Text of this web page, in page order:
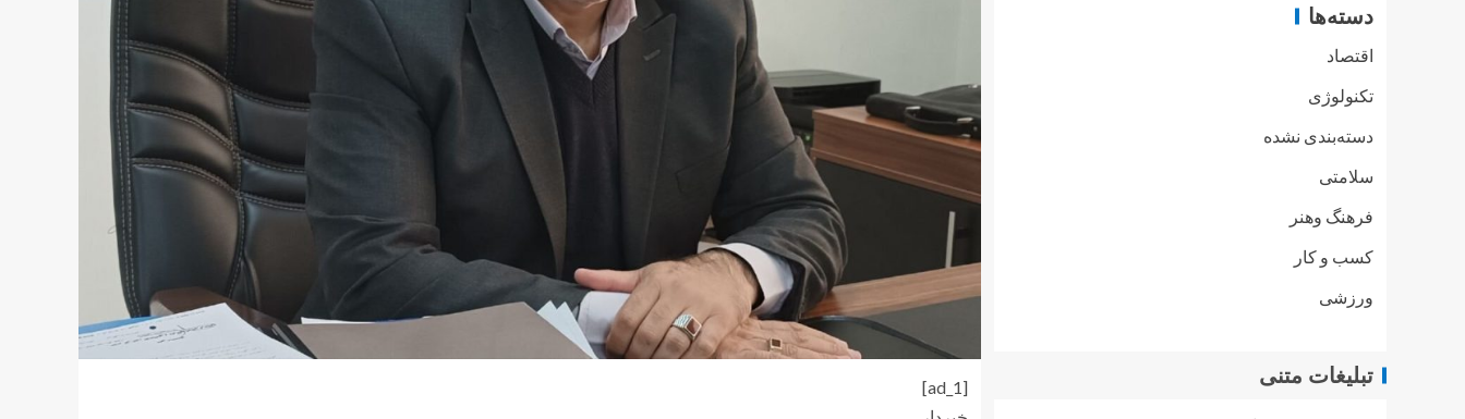
[ad_1]
دسته‌ها
اقتصاد
تکنولوژی
دسته‌بندی نشده
سلامتی
فرهنگ وهنر
کسب و کار
ورزشی
تبلیغات متنی